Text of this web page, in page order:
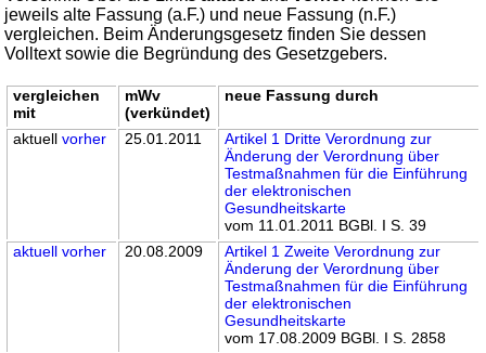
jeweils alte Fassung (a.F.) und neue Fassung (n.F.)
vergleichen. Beim Änderungsgesetz finden Sie dessen
Volltext sowie die Begründung des Gesetzgebers.
vergleichen
mit
mWv
(verkündet)
neue Fassung durch
aktuellvorher 25.01.2011
Artikel 1 Dritte Verordnung zur
Änderung der Verordnung über
Testmaßnahmen für die Einführung
der elektronischen
Gesundheitskarte
vom 11.01.2011 BGBl. I S. 39
aktuell vorher 20.08.2009
Artikel 1 Zweite Verordnung zur
Änderung der Verordnung über
Testmaßnahmen für die Einführung
der elektronischen
Gesundheitskarte
vom 17.08.2009 BGBl. I S. 2858